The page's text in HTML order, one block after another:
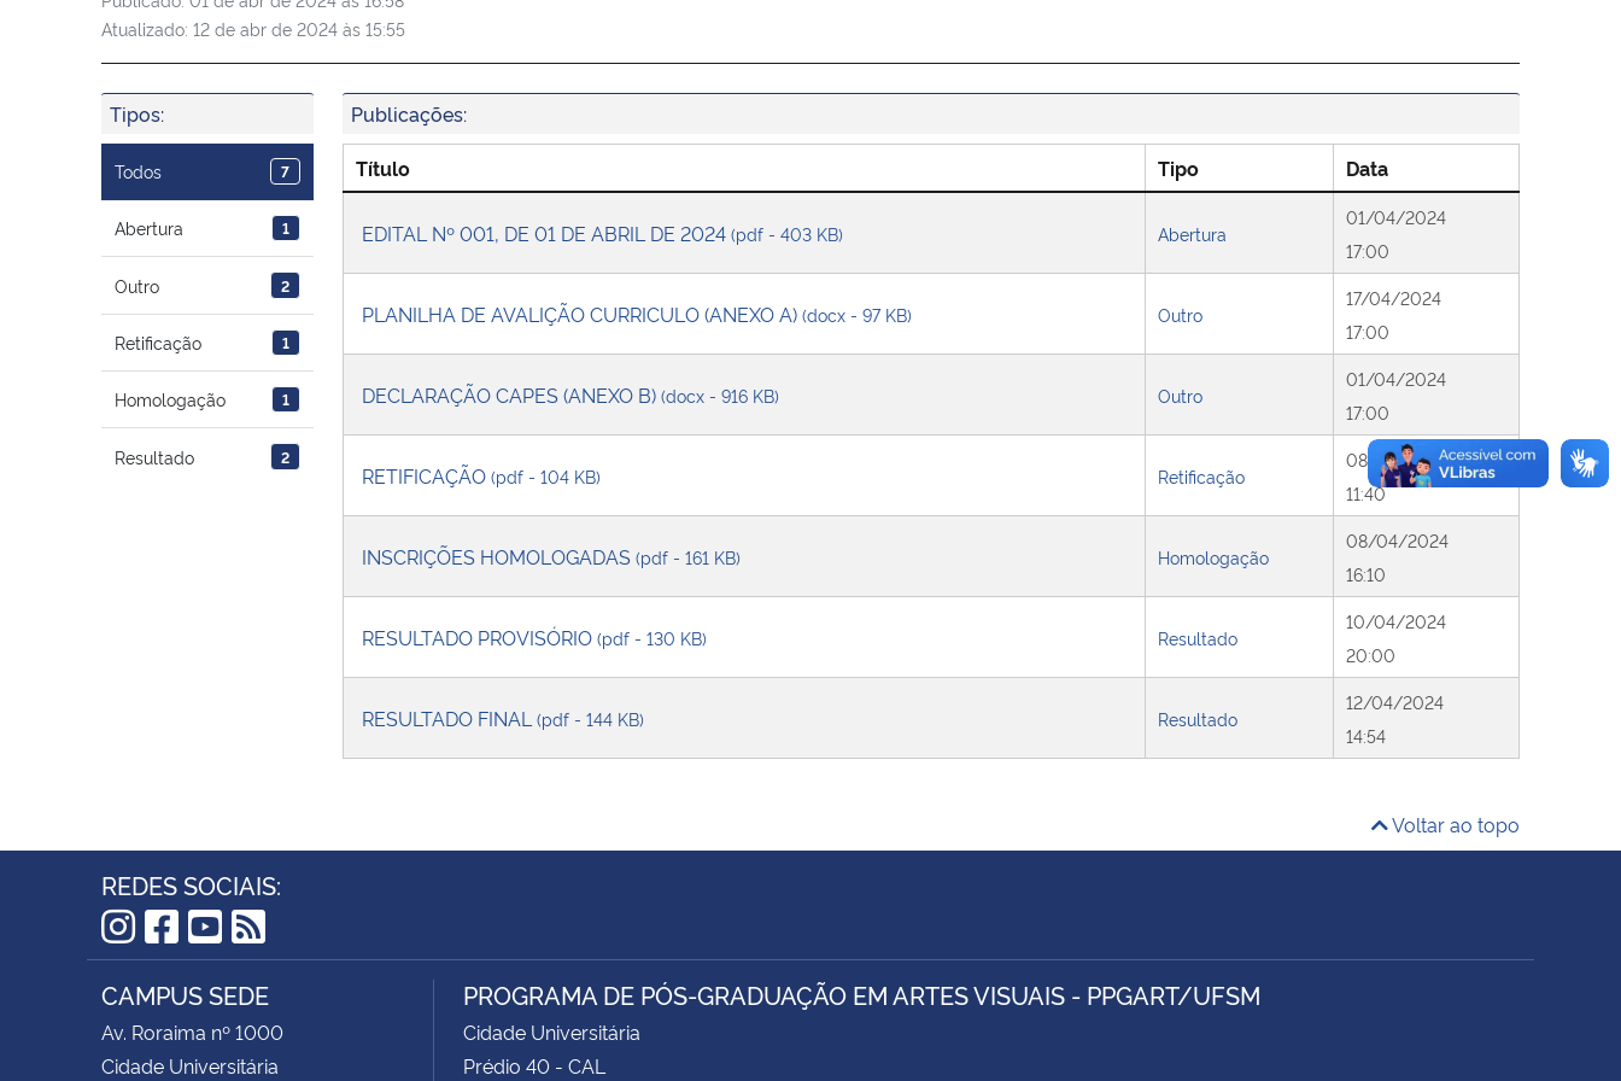
Atualizado: 12 de abr de 2024 às 15:55
Tipos:
Todos 7
Abertura 1
Outro 2
Retificação 1
Homologação 1
Resultado 2
Publicações:
Título Tipo Data
EDITAL Nº 001, DE 01 DE ABRIL DE 2024 (pdf - 403 KB) Abertura
01/04/2024
17:00
PLANILHA DE AVALIÇÃO CURRICULO (ANEXO A) (docx - 97 KB) Outro
17/04/2024
17:00
DECLARAÇÃO CAPES (ANEXO B) (docx - 916 KB) Outro
01/04/2024
17:00
RETIFICAÇÃO (pdf - 104 KB) Retificação
08/04/2024
11:40
INSCRIÇÕES HOMOLOGADAS (pdf - 161 KB) Homologação
08/04/2024
16:10
RESULTADO PROVISÓRIO (pdf - 130 KB) Resultado
10/04/2024
20:00
RESULTADO FINAL (pdf - 144 KB) Resultado
12/04/2024
14:54
Voltar ao topo
REDES SOCIAIS:
Instagram
Facebook
YouTube
RSS
CAMPUS SEDE
Av. Roraima nº 1000
Cidade Universitária
PROGRAMA DE PÓS-GRADUAÇÃO EM ARTES VISUAIS - PPGART/UFSM
Cidade Universitária
Prédio 40 - CAL